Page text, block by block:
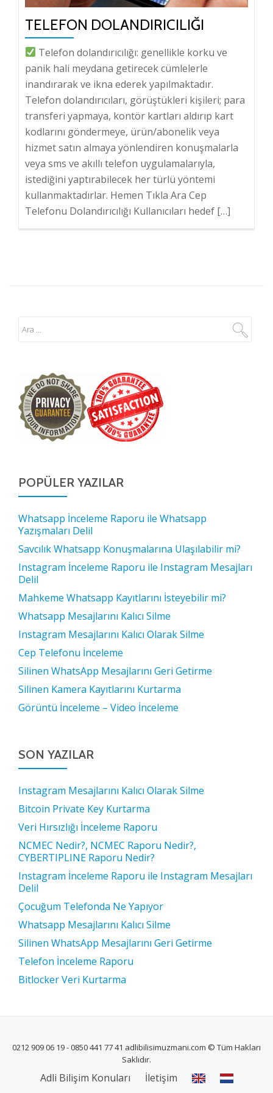
TELEFON DOLANDIRICILIĞI
Telefon dolandırıcılığı: genellikle korku ve
panik hali meydana getirecek cümlelerle
inandırarak ve ikna ederek yapılmaktadır.
Telefon dolandırıcıları, görüştükleri kişileri; para
transferi yapmaya, kontör kartları aldırıp kart
kodlarını göndermeye, ürün/abonelik veya
hizmet satın almaya yönlendiren konuşmalarla
veya sms ve akıllı telefon uygulamalarıyla,
istediğini yaptırabilecek her türlü yöntemi
kullanmaktadırlar. Hemen Tıkla Ara Cep
Telefonu Dolandırıcılığı Kullanıcıları hedef […]
POPÜLER YAZILAR
Whatsapp İnceleme Raporu ile Whatsapp
Yazışmaları Delil
Savcılık Whatsapp Konuşmalarına Ulaşılabilir mi?
Instagram İnceleme Raporu ile Instagram Mesajları
Delil
Mahkeme Whatsapp Kayıtlarını İsteyebilir mi?
Whatsapp Mesajlarını Kalıcı Silme
Instagram Mesajlarını Kalıcı Olarak Silme
Cep Telefonu İnceleme
Silinen WhatsApp Mesajlarını Geri Getirme
Silinen Kamera Kayıtlarını Kurtarma
Görüntü İnceleme – Video İnceleme
SON YAZILAR
Instagram Mesajlarını Kalıcı Olarak Silme
Bitcoin Private Key Kurtarma
Veri Hırsızlığı İnceleme Raporu
NCMEC Nedir?, NCMEC Raporu Nedir?,
CYBERTIPLINE Raporu Nedir?
Instagram İnceleme Raporu ile Instagram Mesajları
Delil
Çocuğum Telefonda Ne Yapıyor
Whatsapp Mesajlarını Kalıcı Silme
Silinen WhatsApp Mesajlarını Geri Getirme
Telefon İnceleme Raporu
Bitlocker Veri Kurtarma
0212 909 06 19 - 0850 441 77 41 adlibilisimuzmani.com © Tüm Hakları
Saklıdır.
İKINCILAdli Bilişim Konuları İletişim